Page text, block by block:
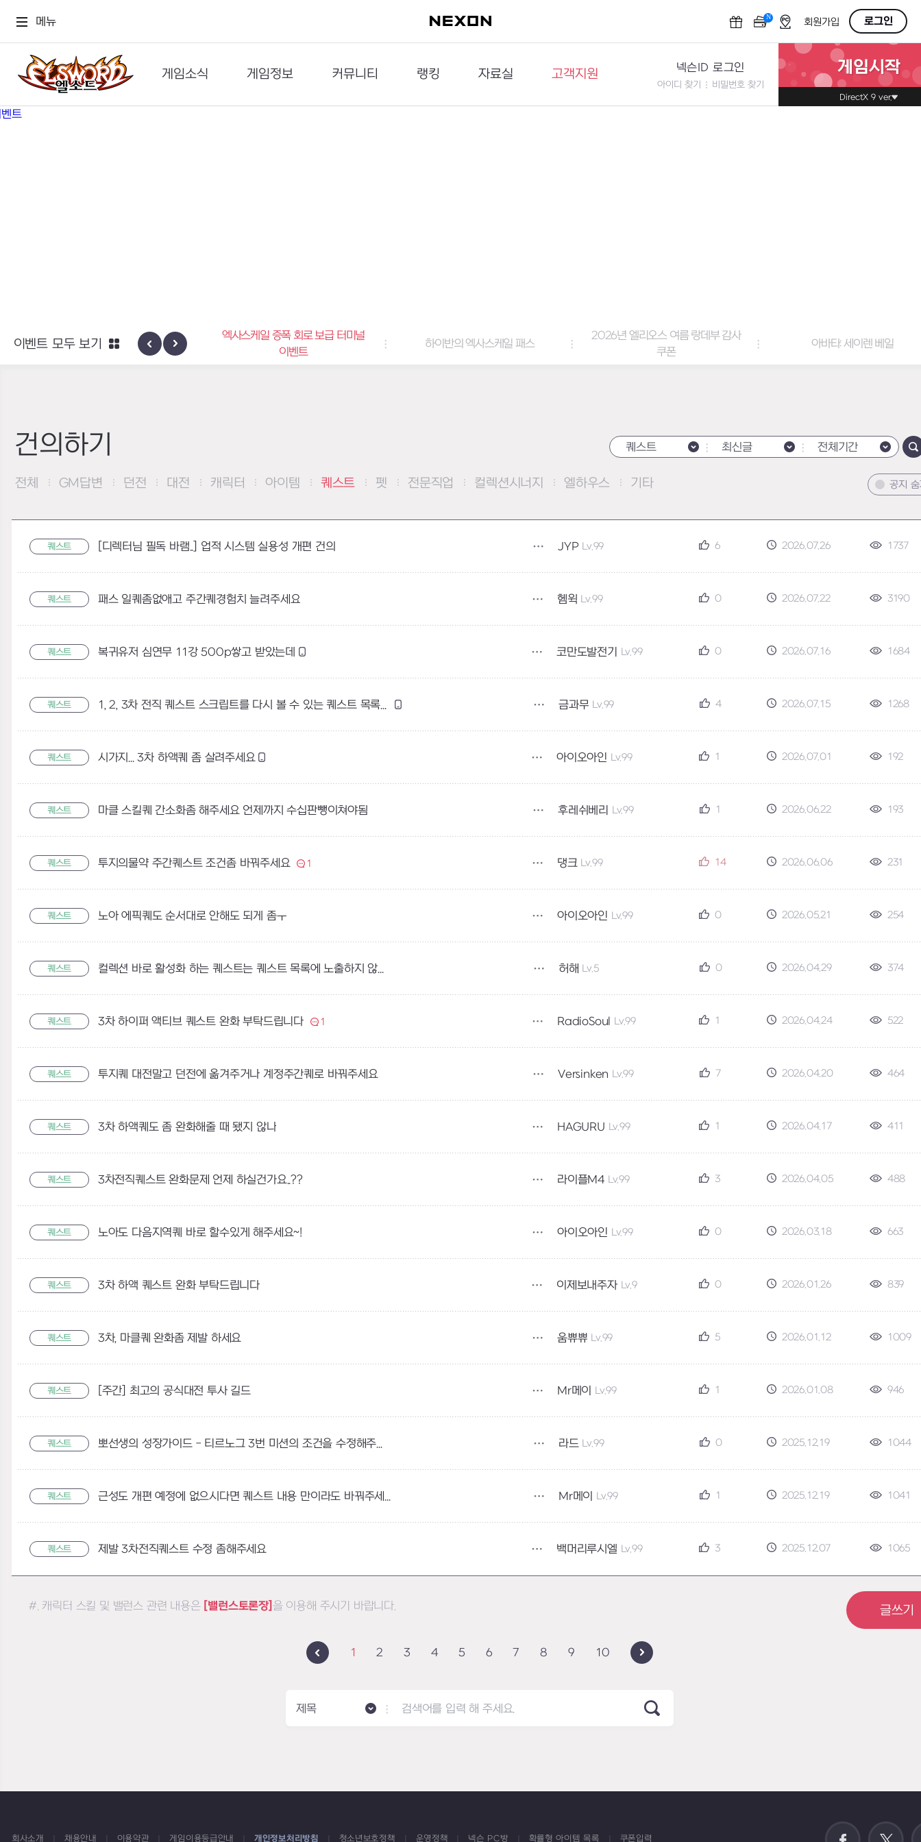
메뉴 N OFF회원가입 로그인
게임소식
공지사항
게임정보
세계관
커뮤니티
이슈게시판
랭킹
던전랭킹
자료실
다운로드
고객지원
문의하기
넥슨ID 로그인
아이디 찾기 비밀번호 찾기
게임시작
DirectX 9 ver.
신규 지역 네블론
엑사스케일 증폭 회로 보급 터미널
이벤트
하이반의 엑사스케일 패스
2026년 엘리오스 여름 랑데부 감사
쿠폰
아바타: 세이렌 베일
이벤트 모두 보기
건의하기 퀘스트 최신글 전체기간
전체 GM답변 던전 대전 캐릭터 아이템 퀘스트 펫 전문직업 컬렉션시너지 엘하우스 기타 공지 숨
퀘스트 [디렉터님 필독 바램..] 업적 시스템 실용성 개편 건의 JYP Lv.99 6 2026.07.26 1737
퀘스트 패스 일퀘좀없애고 주간퀘경험치 늘려주세요 헴윅 Lv.99 0 2026.07.22 3190
퀘스트 복귀유저 심연무 11강 500p쌓고 받았는데 코만도발전기 Lv.99 0 2026.07.16 1684
퀘스트 1, 2, 3차 전직 퀘스트 스크립트를 다시 볼 수 있는 퀘스트 목록을 따로 만들어주셨으면 금과무 Lv.99 4 2026.07.15 1268
퀘스트 시가지... 3차 하액퀘 좀 살려주세요 아이오아인 Lv.99 1 2026.07.01 192
퀘스트 마클 스킬퀘 간소화좀 해주세요 언제까지 수십판뺑이쳐야됨 후레쉬베리 Lv.99 1 2026.06.22 193
퀘스트 투지의물약 주간퀘스트 조건좀 바꿔주세요 1 댕크 Lv.99 14 2026.06.06 231
퀘스트 노아 에픽퀘도 순서대로 안해도 되게 좀ㅜ 아이오아인 Lv.99 0 2026.05.21 254
퀘스트 컬렉션 바로 활성화 하는 퀘스트는 퀘스트 목록에 노출하지 않거나 따로 선택할 수 있었으면 허해 Lv.5 0 2026.04.29 374
퀘스트 3차 하이퍼 액티브 퀘스트 완화 부탁드립니다 1 RadioSoul Lv.99 1 2026.04.24 522
퀘스트 투지퀘 대전말고 던전에 옮겨주거나 계정주간퀘로 바꿔주세요 Versinken Lv.99 7 2026.04.20 464
퀘스트 3차 하액퀘도 좀 완화해줄 때 됐지 않나 HAGURU Lv.99 1 2026.04.17 411
퀘스트 3차전직퀘스트 완화문제 언제 하실건가요..?? 라이플M4 Lv.99 3 2026.04.05 488
퀘스트 노아도 다음지역퀘 바로 할수있게 해주세요~! 아이오아인 Lv.99 0 2026.03.18 663
퀘스트 3차 하액 퀘스트 완화 부탁드립니다 이제보내주자 Lv.9 0 2026.01.26 839
퀘스트 3차, 마클퀘 완화좀 제발 하세요 움쀼쀼 Lv.99 5 2026.01.12 1009
퀘스트 [주간] 최고의 공식대전 투사 길드 Mr메이 Lv.99 1 2026.01.08 946
퀘스트 뽀선생의 성장가이드 - 티르노그 3번 미션의 조건을 수정해주세요 라드 Lv.99 0 2025.12.19 1044
퀘스트 근성도 개편 예정에 없으시다면 퀘스트 내용 만이라도 바꿔주세요 Mr메이 Lv.99 1 2025.12.19 1041
퀘스트 제발 3차전직퀘스트 수정 좀해주세요 백머리루시엘 Lv.99 3 2025.12.07 1065
#. 캐릭터 스킬 및 밸런스 관련 내용은 [밸런스토론장] 을 이용해 주시기 바랍니다. 글쓰기
1 2 3 4 5 6 7 8 9 10
제목
회사소개 채용안내 이용약관 게임이용등급안내 개인정보처리방침 청소년보호정책 운영정책 넥슨 PC방 확률형 아이템 목록 쿠폰입력